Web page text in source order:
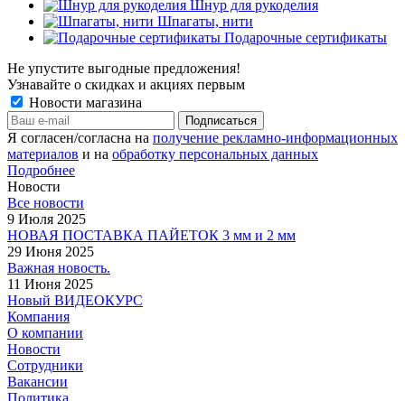
Шнур для рукоделия
Шпагаты, нити
Подарочные сертификаты
Не упустите выгодные предложения!
Узнавайте о скидках и акциях первым
Новости магазина
Я согласен/согласна на получение рекламно-информационных
материалов и на обработку персональных данных
Подробнее
Новости
Все новости
9 Июля 2025
НОВАЯ ПОСТАВКА ПАЙЕТОК 3 мм и 2 мм
29 Июня 2025
Важная новость.
11 Июня 2025
Новый ВИДЕОКУРС
Компания
О компании
Новости
Сотрудники
Вакансии